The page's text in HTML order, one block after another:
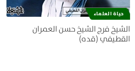
حياة العلماء
الشيخ فرج الشيخ حسن العمران
القطيفي (قده)